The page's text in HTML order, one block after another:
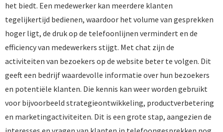
het biedt. Een medewerker kan meerdere klanten
tegelijkertijd bedienen, waardoor het volume van gesprekken
hoger ligt, de druk op de telefoonlijnen vermindert en de
efficiency van medewerkers stijgt. Met chat zijn de
activiteiten van bezoekers op de website beter te volgen. Dit
geeft een bedrijf waardevolle informatie over hun bezoekers
en potentiële klanten. Die kennis kan weer worden gebruikt
voor bijvoorbeeld strategieontwikkeling, productverbetering
en marketingactiviteiten. Dit is een grote stap, aangezien de